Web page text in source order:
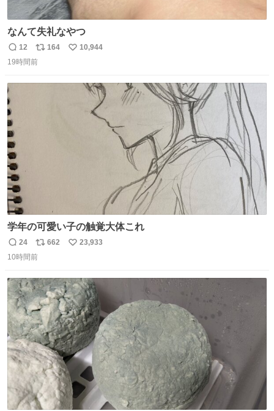
なんて失礼なやつ
返
信
12
リ
ポ
164
い
10,944
19時間前
学年の可愛い子の触覚大体これ
返
信
24
リ
ポ
ト
数
662
い
数
23,933
10時間前